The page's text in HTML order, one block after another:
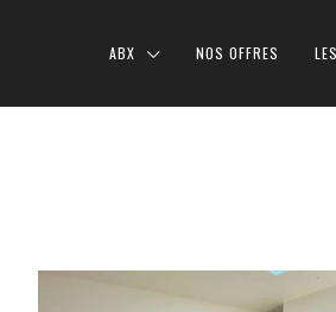
ABX NOS OFFRES